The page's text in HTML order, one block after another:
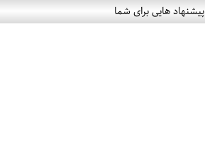
پیشنهاد هایی برای شما